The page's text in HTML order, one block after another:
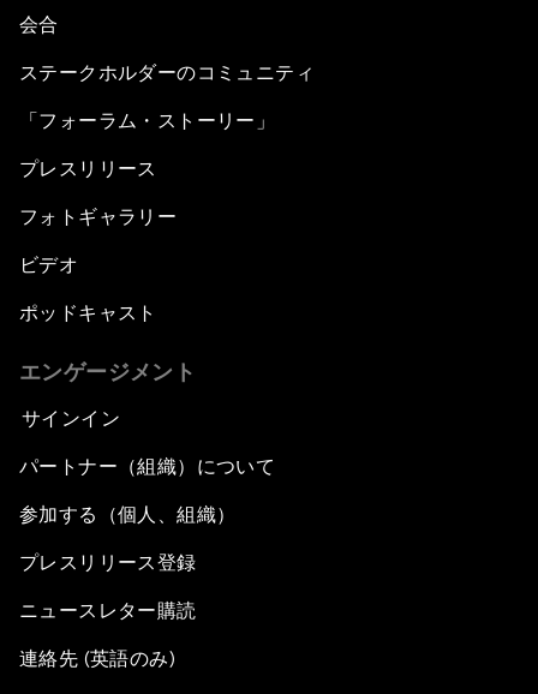
会合
ステークホルダーのコミュニティ
「フォーラム・ストーリー」
プレスリリース
フォトギャラリー
ビデオ
ポッドキャスト
エンゲージメント
サインイン
パートナー（組織）について
参加する（個人、組織）
プレスリリース登録
ニュースレター購読
連絡先 (英語のみ)